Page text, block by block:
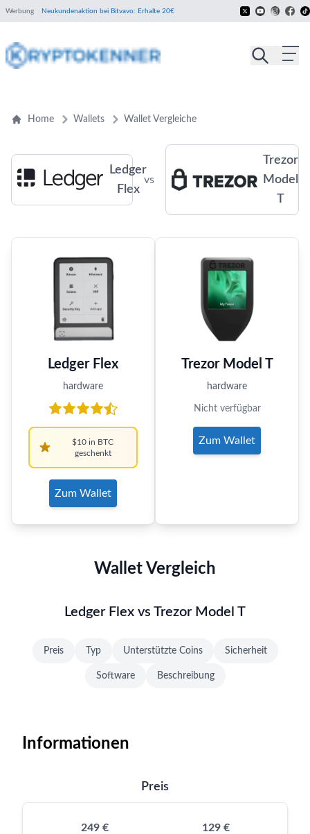
Werbung Neukundenaktion bei Bitvavo: Erhalte 20€
Home Wallets Wallet Vergleiche
Ledger
Flex
vs
Trezor
Model
T
Ledger Flex
hardware
$10 in BTC
geschenkt
Zum Wallet
Trezor Model T
hardware
Nicht verfügbar
Zum Wallet
Wallet Vergleich
Ledger Flex vs Trezor Model T
Preis Typ Unterstützte Coins Sicherheit
Software Beschreibung
Informationen
Preis
249 € 129 €